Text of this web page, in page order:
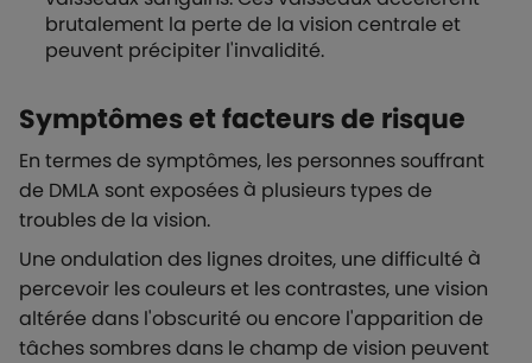
brutalement la perte de la vision centrale et
peuvent précipiter l'invalidité.
Symptômes et facteurs de risque
En termes de symptômes, les personnes souffrant
de DMLA sont exposées à plusieurs types de
troubles de la vision.
Une ondulation des lignes droites, une difficulté à
percevoir les couleurs et les contrastes, une vision
altérée dans l'obscurité ou encore l'apparition de
tâches sombres dans le champ de vision peuvent